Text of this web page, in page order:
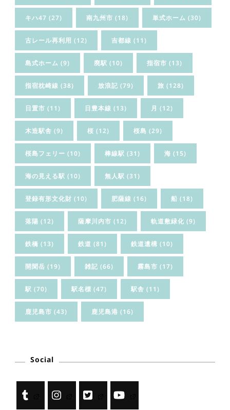
キハ47 (27) 南九州市 (18) 単式ホーム (30)
古レール再利用 (12) 吉都線 (11)
島式ホーム (9) 廃駅 (10) 指宿市 (13)
指宿枕崎線 (38) 放浪記 (79) 旅 (128)
日置市 (11) 日豊本線 (13) 月 (12)
木造駅舎 (9) 桜 (12) 桜島 (29)
桜島フェリー (10) 棒線駅 (31) 海 (15)
海の見える駅 (10) 無人駅 (31)
登録有形文化財 (10) 肥薩線 (16) 船 (18)
落陽 (12) 薩摩川内市 (12) 軌道敷緑化 (9)
鉄橋 (13) 鉄道 (81) 鉄道遺構 (10)
開聞岳 (19) 雑記 (66) 霧島市 (17)
駅 (70) 駅名標 (47) 駅舎 (11)
鹿児島市 (43) 鹿児島港 (16)
Social